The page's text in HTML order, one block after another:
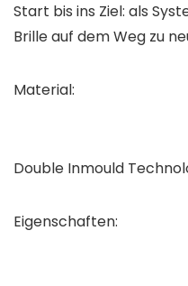
Start bis ins Ziel: als
Brille auf dem Weg zu
Material:
Double Inmould
Eigenschaften: